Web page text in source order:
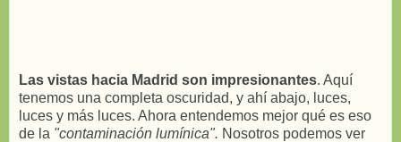
Las vistas hacia Madrid son impresionantes. Aquí
tenemos una completa oscuridad, y ahí abajo, luces,
luces y más luces. Ahora entendemos mejor qué es eso
de la "contaminación lumínica". Nosotros podemos ver